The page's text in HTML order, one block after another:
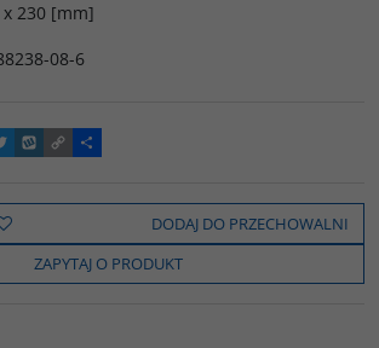
x 230 [mm]
08-6
T
w
t
t
e
W
y
o
C
o
y
i
n
k
P
o
z
e
l
s
DODAJ DO PRZECHOWALNI
ZAPYTAJ O PRODUKT